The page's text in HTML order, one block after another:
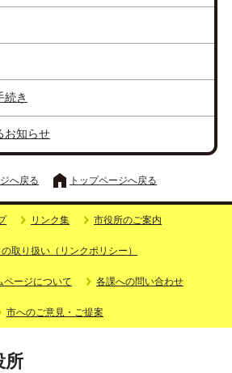
続き
お知らせ
へ戻る トップページへ戻る
リンク集 市役所のご案内
取り扱い（リンクポリシー）
ページについて 各課への問い合わせ
市へのご意見・ご提案
所